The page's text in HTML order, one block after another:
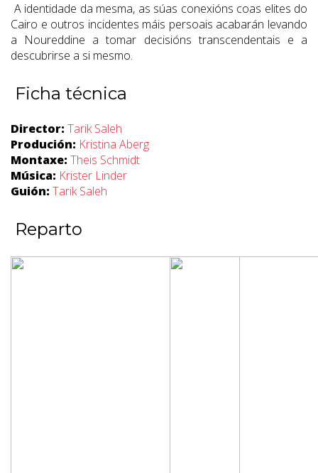
A identidade da mesma, as súas conexións coas elites do
Cairo e outros incidentes máis persoais acabarán levando
a Noureddine a tomar decisións transcendentais e a
descubrirse a si mesmo.
Ficha técnica
Director: Tarik Saleh
Produción: Kristina Aberg
Montaxe: Theis Schmidt
Música: Krister Linder
Guión: Tarik Saleh
Reparto